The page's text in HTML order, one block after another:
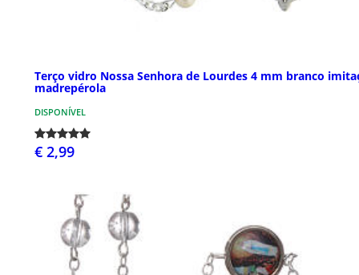
Terço vidro Nossa Senhora de Lourdes 4 mm branco
madrepérola
DISPONÍVEL
€ 2,99